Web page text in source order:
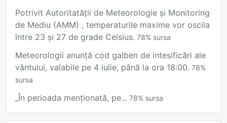
Potrivit Autoritatății de Meteorologie și Monitoring
de Mediu (AMM) , temperaturile maxime vor oscila
între 23 și 27 de grade Celsius. 78% sursa
Meteorologii anunță cod galben de intesificări ale
vântului, valabile pe 4 iulie, până la ora 18:00. 78%
sursa
„În perioada menționată, pe... 78% sursa